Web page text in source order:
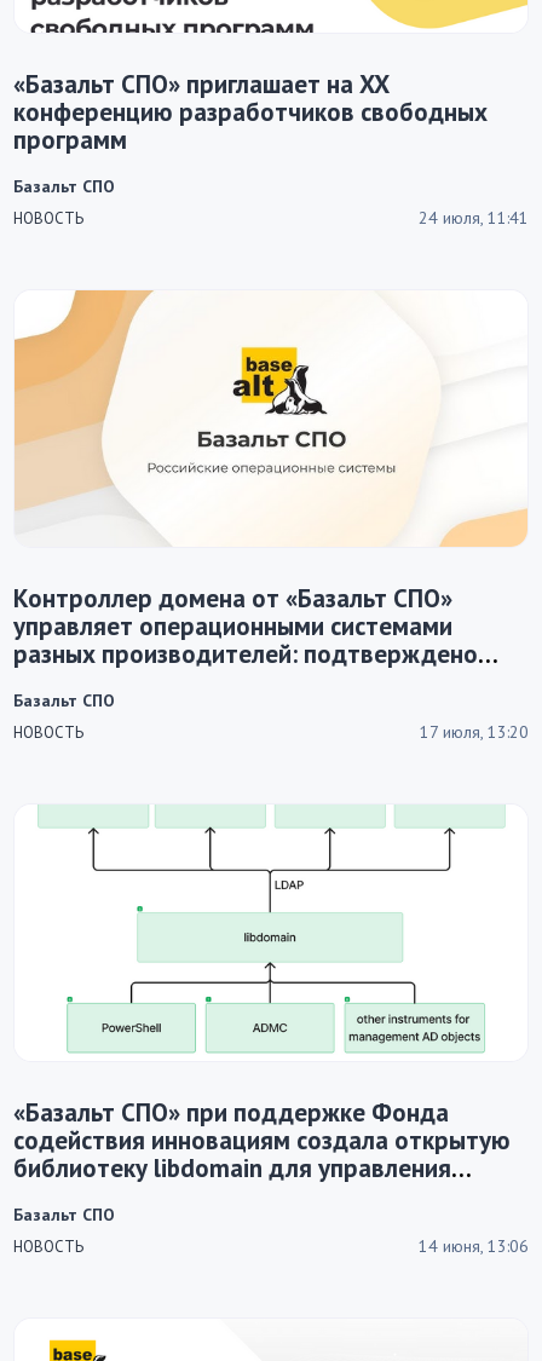
«Базальт СПО» приглашает на XX
конференцию разработчиков свободных
программ
НОВОСТЬ 24 июля, 11:41
Базальт СПО
Контроллер домена от «Базальт СПО»
управляет операционными системами
разных производителей: подтверждено
НОВОСТЬ 17 июля, 13:20
Базальт СПО
«Базальт СПО» при поддержке Фонда
содействия инновациям создала открытую
библиотеку libdomain для управления
НОВОСТЬ 14 июня, 13:06
Базальт СПО